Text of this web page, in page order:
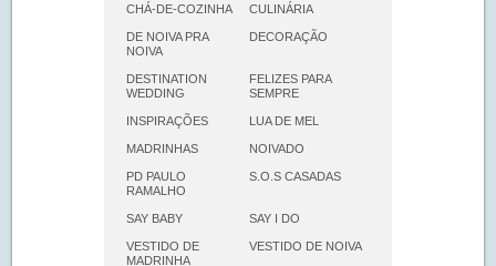
CHÁ-DE-COZINHA CULINÁRIA
DE NOIVA PRA
NOIVA
DECORAÇÃO
DESTINATION
WEDDING
FELIZES PARA
SEMPRE
INSPIRAÇÕES LUA DE MEL
MADRINHAS NOIVADO
PD PAULO
RAMALHO
S.O.S CASADAS
SAY BABY SAY I DO
VESTIDO DE
MADRINHA
VESTIDO DE NOIVA